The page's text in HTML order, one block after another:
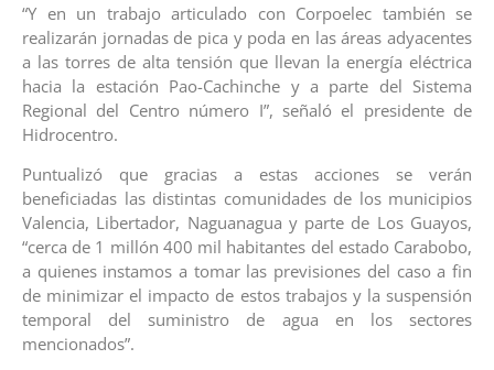
“Y en un trabajo articulado con Corpoelec también se
realizarán jornadas de pica y poda en las áreas adyacentes
a las torres de alta tensión que llevan la energía eléctrica
hacia la estación Pao-Cachinche y a parte del Sistema
Regional del Centro número I”, señaló el presidente de
Hidrocentro.
Puntualizó que gracias a estas acciones se verán
beneficiadas las distintas comunidades de los municipios
Valencia, Libertador, Naguanagua y parte de Los Guayos,
“cerca de 1 millón 400 mil habitantes del estado Carabobo,
a quienes instamos a tomar las previsiones del caso a fin
de minimizar el impacto de estos trabajos y la suspensión
temporal del suministro de agua en los sectores
mencionados”.